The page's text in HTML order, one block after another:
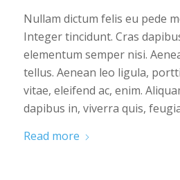
Nullam dictum felis eu pede
Integer tincidunt. Cras
elementum semper nisi.
tellus. Aenean leo ligula,
vitae, eleifend ac, enim.
dapibus in, viverra quis,
Read more